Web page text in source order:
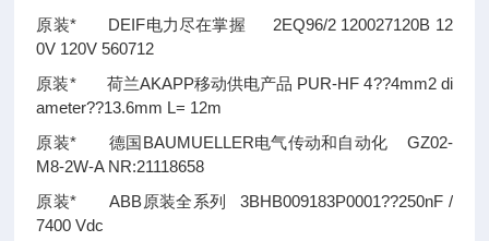
原装* DEIF电力尽在掌握 2EQ96/2 120027120B 12
0V 120V 560712
原装* 荷兰AKAPP移动供电产品 PUR-HF 4??4mm2 di
ameter??13.6mm L= 12m
原装* 德国BAUMUELLER电气传动和自动化 GZ02-
M8-2W-A NR:21118658
原装* ABB原装全系列 3BHB009183P0001??250nF /
7400 Vdc